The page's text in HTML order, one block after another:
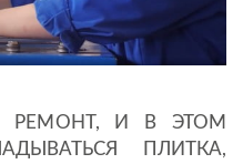
РЕМОНТ, И В ЭТОМ
ПЛИТКА,